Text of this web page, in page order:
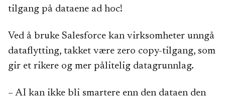
tilgang på dataene ad hoc!
Ved å bruke Salesforce kan virksomheter unngå
dataflytting, takket være zero copy-tilgang, som
gir et rikere og mer pålitelig datagrunnlag.
– AI kan ikke bli smartere enn den dataen den